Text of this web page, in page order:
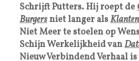
Schrijft Putters. Hij roept de
Burgersniet langer alsKlanten
Niet Meer te stoelen op
Schijn Werkelijkheid van
Nieuw Verbindend Verhaal